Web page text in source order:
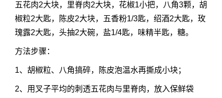
五花肉2大块，里脊肉2大块，花椒1小把，八角3颗，胡
椒粒2大匙，陈皮2大块，五香粉1/3匙，绍酒2大匙，玫
瑰露2大匙，头抽2大碗，盐1/4匙，味精半匙，糖。
方法步骤：
1、胡椒粒、八角搞碎，陈皮泡温水再撕成小块；
2、用叉子平均的刺透五花肉与里脊肉，放入保鲜袋